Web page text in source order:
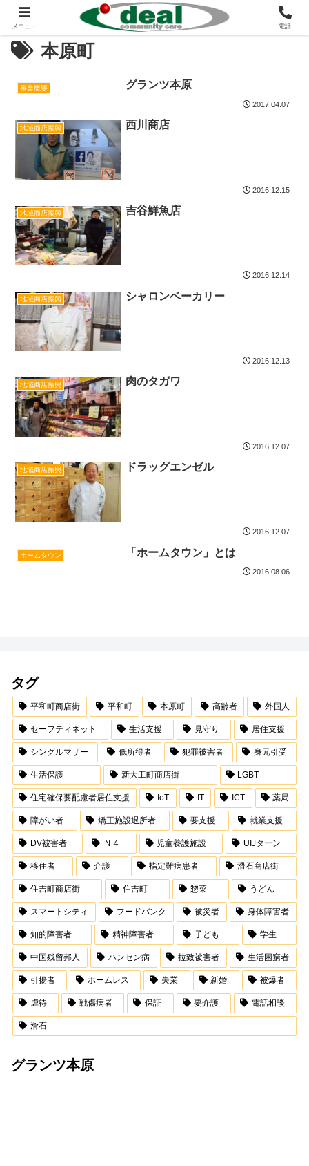
本原町
事業概要 グランツ本原
2017.04.07
地域商店振興 西川商店
2016.12.15
地域商店振興 吉谷鮮魚店
2016.12.14
地域商店振興 シャロンベーカリー
2016.12.13
地域商店振興 肉のタガワ
2016.12.07
地域商店振興 ドラッグエンゼル
2016.12.07
ホームタウン 「ホームタウン」とは
2016.08.06
タグ
平和町商店街 平和町 本原町 高齢者 外国人
セーフティネット 生活支援 見守り 居住支援
シングルマザー 低所得者 犯罪被害者 身元引受
生活保護 新大工町商店街 LGBT
住宅確保要配慮者居住支援 IoT IT ICT 薬局
障がい者 矯正施設退所者 要支援 就業支援
DV被害者 Ｎ４ 児童養護施設 UIJターン
移住者 介護 指定難病患者 滑石商店街
住吉町商店街 住吉町 惣菜 うどん
スマートシティ フードバンク 被災者 身体障害者
知的障害者 精神障害者 子ども 学生
中国残留邦人 ハンセン病 拉致被害者 生活困窮者
引揚者 ホームレス 失業 新婚 被爆者
虐待 戦傷病者 保証 要介護 電話相談
滑石
グランツ本原
メニュー 電話